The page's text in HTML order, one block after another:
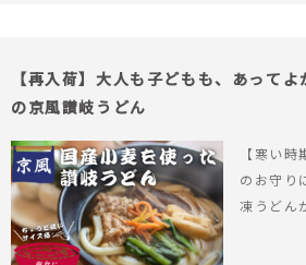
【再入荷】大人も子どもも、あって
の京風讃岐うどん
【寒い
のお守り
凍うどん